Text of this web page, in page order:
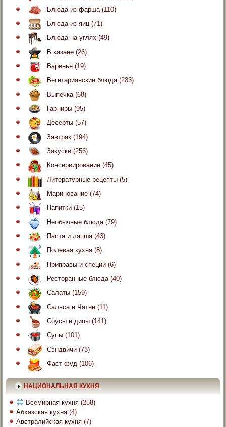
Блюда из фарша(110)
Блюда из яиц(71)
Блюда на углях (49)
В казане (26)
Варенье (19)
Вегетарианские блюда(283)
Выпечка(68)
Гарниры (95)
Десерты (57)
Завтрак (194)
Закуски (256)
Консервирование (45)
Литературные рецепты (5)
Маринование (74)
Напитки (15)
Необычные блюда(79)
Паста и лапша(43)
Полевая кухня (8)
Приправы и специи (6)
Ресторанные блюда(40)
Салаты (159)
Сальса и Чатни (11)
Соусы и дипы (141)
Супы (101)
Сэндвичи (73)
Фаст фуд (106)
НАЦИОНАЛЬНАЯ КУХНЯ
Всемирная кухня (258)
Абхазская кухня (4)
Австралийская кухня (7)